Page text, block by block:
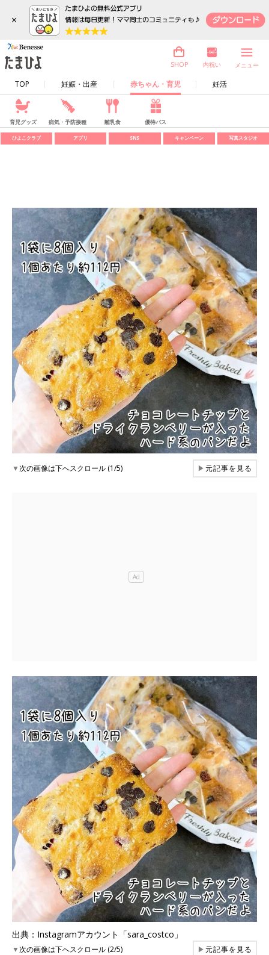
×
TOP 妊娠・出産 赤ちゃん・育児 妊活
SHOP 内祝い メニュー
育児グッズ 病気・予防接種 離乳食 優待パス
ひよこクラブ アプリ SNS キャンペーン 写真スタジオ
▼次の画像は下へスクロール (1/5) ▶元記事を見る
出典：Instagramアカウント「sara_costco」
▼次の画像は下へスクロール (2/5) ▶元記事を見る